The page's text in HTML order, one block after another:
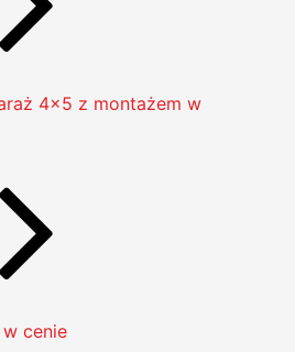
4×5 z montażem w
cenie